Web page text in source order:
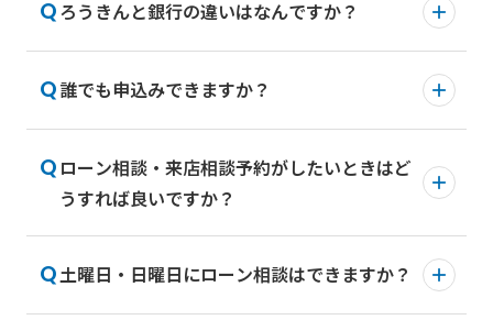
ろうきんと銀行の違いはなんですか？
ろうきんが取り扱っている商品・サービスの内
ろうきんは、労働組合や生協などの会員が資金
を出し合い、利用し合うことで運営していま
す。
非営利の福祉金融機関として、生まれた利益は
商品やサービスを通じて利用者に還元していま
誰でも申込みできますか？
東海ろうきんの会員組合員、生協組合員、また
は愛知・岐阜・三重県内に在住もしくは在勤の
方（自営業者の方は除く）で、以下条件をすべ
て満たす方がお申込みいただけます。
ローン相談・来店相談予約がしたいときはど
うすれば良いですか？
ローンの相談・来店相談予約は各店舗で受付と
土曜日・日曜日にローン相談はできますか？